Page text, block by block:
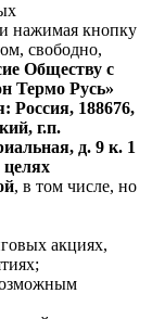
нажимая кнопку
свободно,
Обществу с
Термо Русь»
Россия, 188676,
г.п.
д. 9 к. 1
целях
, в том числе, но
акциях,